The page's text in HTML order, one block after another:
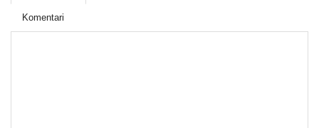
oprema
Komentari